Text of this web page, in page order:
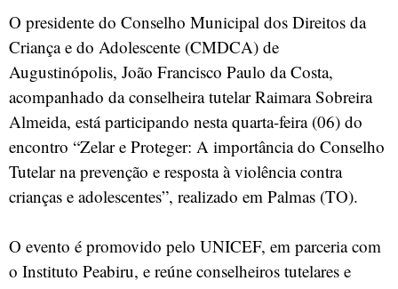
O presidente do Conselho Municipal dos Direitos da
Criança e do Adolescente (CMDCA) de
Augustinópolis, João Francisco Paulo da Costa,
acompanhado da conselheira tutelar Raimara Sobreira
Almeida, está participando nesta quarta-feira (06) do
encontro “Zelar e Proteger: A importância do Conselho
Tutelar na prevenção e resposta à violência contra
crianças e adolescentes”, realizado em Palmas (TO).
O evento é promovido pelo UNICEF, em parceria com
o Instituto Peabiru, e reúne conselheiros tutelares e